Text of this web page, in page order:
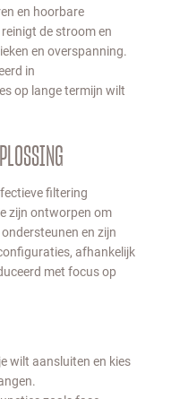
en hoorbare
de stroom en
en overspanning.
in
op lange termijn wilt
filtering
zijn ontworpen om
en zijn
afhankelijk
met focus op
wilt aansluiten en kies